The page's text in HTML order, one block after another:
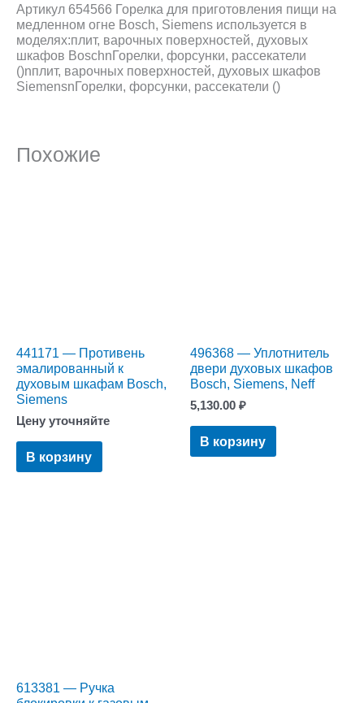
Артикул 654566 Горелка для приготовления пищи на
медленном огне Bosch, Siemens используется в
моделях:плит, варочных поверхностей, духовых
шкафов BoschnГорелки, форсунки, рассекатели
()nплит, варочных поверхностей, духовых шкафов
SiemensnГорелки, форсунки, рассекатели ()
Похожие
441171 — Противень
эмалированный к
духовым шкафам Bosch,
Siemens
Цену уточняйте
В корзину
496368 — Уплотнитель
двери духовых шкафов
Bosch, Siemens, Neff
5,130.00 ₽
В корзину
613381 — Ручка